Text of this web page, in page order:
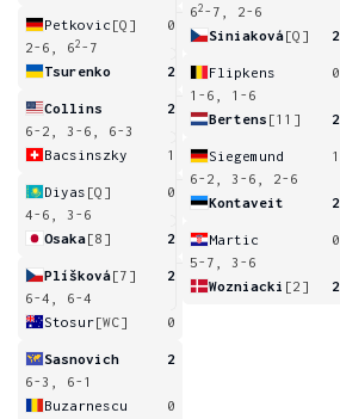
Petkovic [Q]
0
2-6, 62 -7
Tsurenko
2
Collins
2
6-2, 3-6, 6-3
Bacsinszky
1
Diyas [Q]
0
4-6, 3-6
Osaka[8] 2
Plíšková[7]
2
6-4, 6-4
Stosur[WC] 0
Sasnovich
2
6-3, 6-1
Buzarnescu
0
62 -7, 2-6
Siniaková[Q] 2
Flipkens
0
1-6, 1-6
Bertens [11] 2
Siegemund
1
6-2, 3-6, 2-6
Kontaveit
2
Martic
0
5-7, 3-6
Wozniacki [2] 2